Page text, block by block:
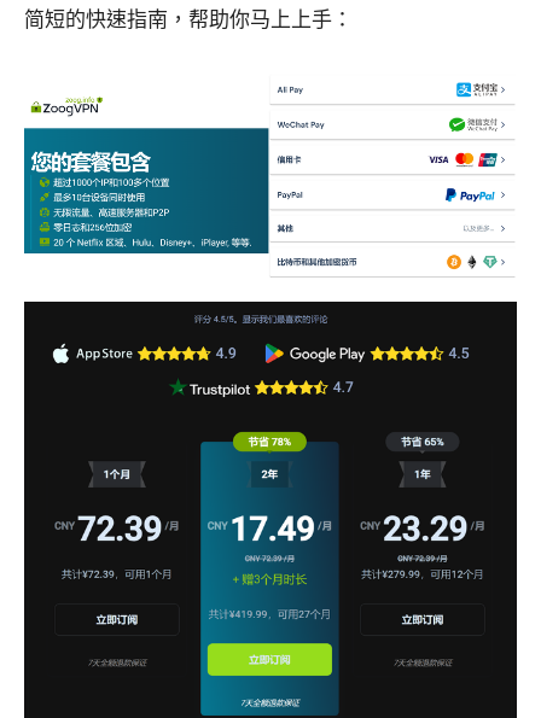
简短的快速指南，帮助你马上上手：